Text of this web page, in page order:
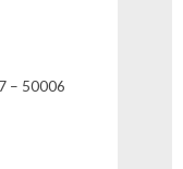
– 50006